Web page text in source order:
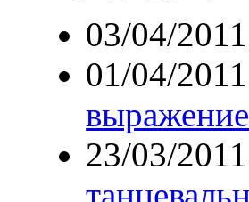
03/04/
01/04/
23/03/